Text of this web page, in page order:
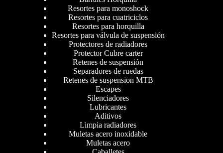
Resortes para monoshock
Resortes para cuatriciclos
Resortes para horquilla
Resortes para válvula de suspensión
Protectores de radiadores
Protector Cubre carter
Retenes de suspensión
Separadores de ruedas
Retenes de suspension MTB
Escapes
Silenciadores
Lubricantes
Aditivos
Limpia radiadores
Muletas acero inoxidable
Muletas acero